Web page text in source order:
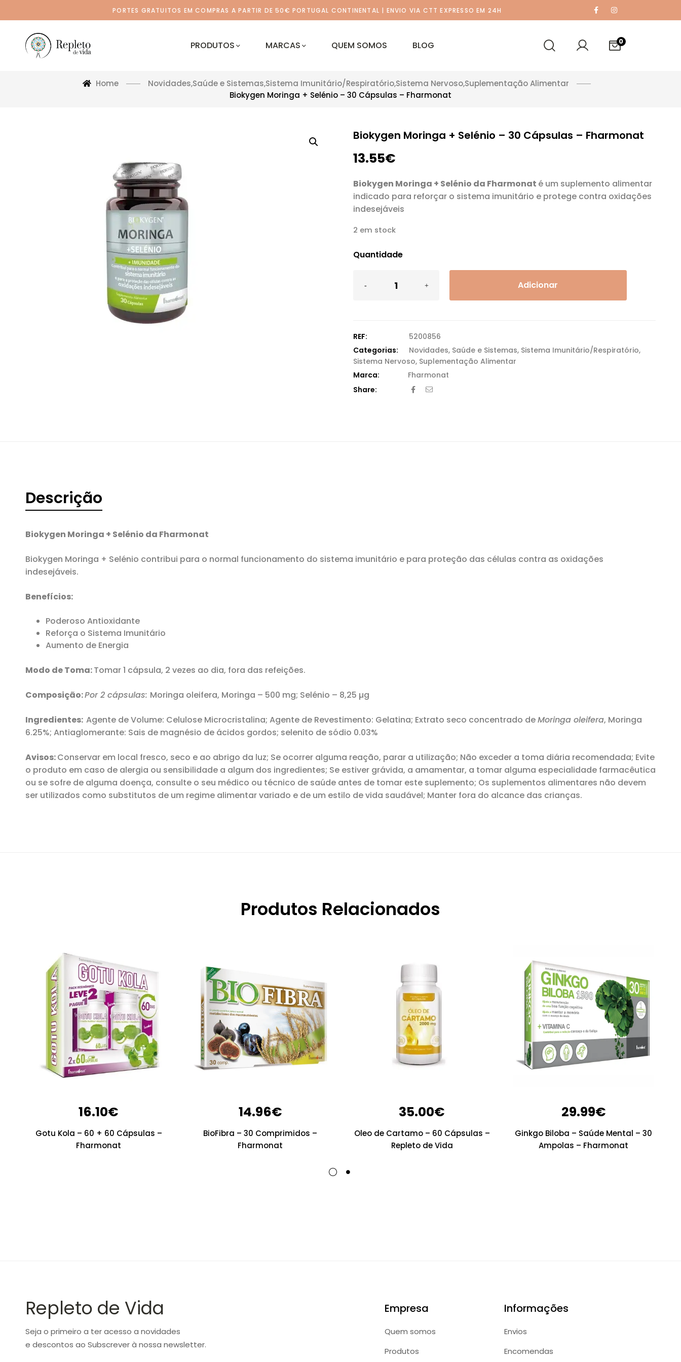
PORTES GRATUITOS EM COMPRAS A PARTIR DE 50€ PORTUGAL CONTINENTAL | ENVIO VIA CTT EXPRESSO EM 24H
PRODUTOS MARCAS QUEM SOMOS BLOG 0
Home Novidades,Saúde e Sistemas,Sistema Imunitário/Respiratório,Sistema Nervoso,Suplementação Alimentar
Biokygen Moringa + Selénio – 30 Cápsulas – Fharmonat
Biokygen Moringa + Selénio – 30 Cápsulas – Fharmonat
13.55€
Biokygen Moringa + Selénio da Fharmonat é um suplemento alimentar
indicado para reforçar o sistema imunitário e protege contra oxidações
indesejáveis
2 em stock
Quantidade
Adicionar
REF:
5200856
Categorias:
Novidades, Saúde e Sistemas, Sistema Imunitário/Respiratório,
Sistema Nervoso, Suplementação Alimentar
Fharmonat
Share:
Descrição
Biokygen Moringa + Selénio da Fharmonat
Biokygen Moringa + Selénio contribui para o normal funcionamento do sistema imunitário e para proteção das células contra as oxidações
indesejáveis.
Benefícios:
Poderoso Antioxidante
Reforça o Sistema Imunitário
Aumento de Energia
Modo de Toma:Tomar 1 cápsula, 2 vezes ao dia, fora das refeições.
Composição:Por 2 cápsulas: Moringa oleifera, Moringa – 500 mg; Selénio – 8,25 µg
Ingredientes: Agente de Volume: Celulose Microcristalina; Agente de Revestimento: Gelatina; Extrato seco concentrado deMoringa oleifera, Moringa
6.25%; Antiaglomerante: Sais de magnésio de ácidos gordos; selenito de sódio 0.03%
Avisos:Conservar em local fresco, seco e ao abrigo da luz; Se ocorrer alguma reação, parar a utilização; Não exceder a toma diária recomendada; Evite
o produto em caso de alergia ou sensibilidade a algum dos ingredientes; Se estiver grávida, a amamentar, a tomar alguma especialidade farmacêutica
ou se sofre de alguma doença, consulte o seu médico ou técnico de saúde antes de tomar este suplemento; Os suplementos alimentares não devem
ser utilizados como substitutos de um regime alimentar variado e de um estilo de vida saudável; Manter fora do alcance das crianças.
Produtos Relacionados
16.10€
Gotu Kola – 60 + 60 Cápsulas –
Fharmonat
14.96€
BioFibra – 30 Comprimidos –
Fharmonat
35.00€
Oleo de Cartamo – 60 Cápsulas –
Repleto de Vida
29.99€
Ginkgo Biloba – Saúde Mental – 30
Ampolas – Fharmonat
Repleto de Vida
Seja o primeiro a ter acesso a novidades
e descontos ao Subscrever à nossa newsletter.
Empresa
Quem somos
Produtos
Informações
Envios
Encomendas